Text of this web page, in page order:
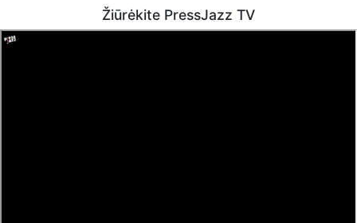
Žiūrėkite PressJazz TV